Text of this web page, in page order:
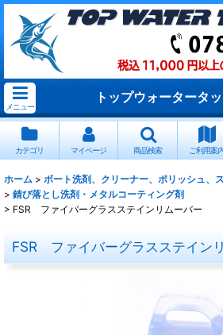
メニュー
トップウォータータ
カテゴリ マイページ 商品検索 ご利用案
ホーム > ボート洗剤、クリーナー、ポリッシュ、
> 錆び落とし洗剤・メタルコーティング剤
> FSR ファイバーグラスステインリムーバー
FSR ファイバーグラスステイン